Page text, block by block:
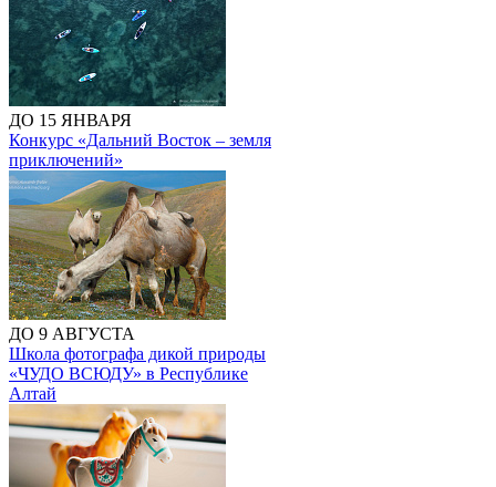
ДО 15 ЯНВАРЯ
Конкурс «Дальний Восток – земля
приключений»
ДО 9 АВГУСТА
Школа фотографа дикой природы
«ЧУДО ВСЮДУ» в Республике
Алтай